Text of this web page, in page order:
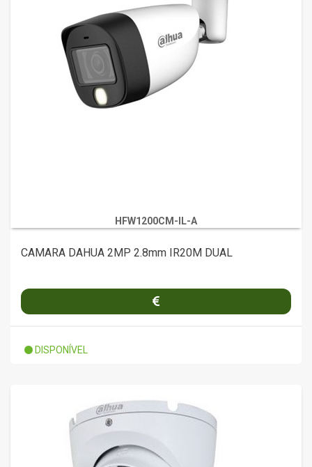
HFW1200CM-IL-A
CAMARA DAHUA 2MP 2.8mm IR20M DUAL
DISPONÍVEL